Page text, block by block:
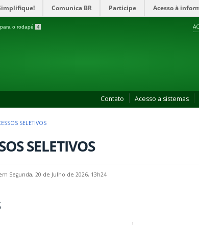
Comunica BR Participe Acesso à
o rodapé 4
Contato Acesso a sistemas
SELETIVOS
SELETIVOS
Segunda, 20 de Julho de 2026, 13h24